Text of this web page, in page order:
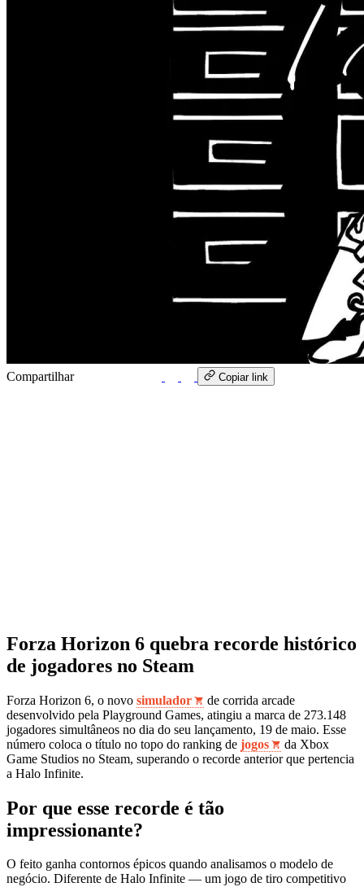
Compartilhar Copiar link
Forza Horizon 6 quebra recorde histórico
de jogadores no Steam
Forza Horizon 6, o novo simulador
de corrida arcade
desenvolvido pela Playground Games, atingiu a marca de 273.148
jogadores simultâneos no dia do seu lançamento, 19 de maio. Esse
número coloca o título no topo do ranking de jogos
da Xbox
Game Studios no Steam, superando o recorde anterior que pertencia
a Halo Infinite.
Por que esse recorde é tão
impressionante?
O feito ganha contornos épicos quando analisamos o modelo de
negócio. Diferente de Halo Infinite — um jogo de tiro competitivo